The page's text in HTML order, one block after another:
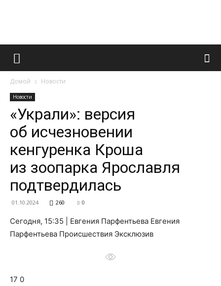
Французский
и
все
о
Домой Новости
Новости
«Украли»: версия
об исчезновении
кенгуренка Кроша
из зоопарка Ярославля
подтвердилась
01.10.2024 260 0
Сегодня, 15:35 | Евгения Парфентьева Евгения
Парфентьева Происшествия Эксклюзив
17 0